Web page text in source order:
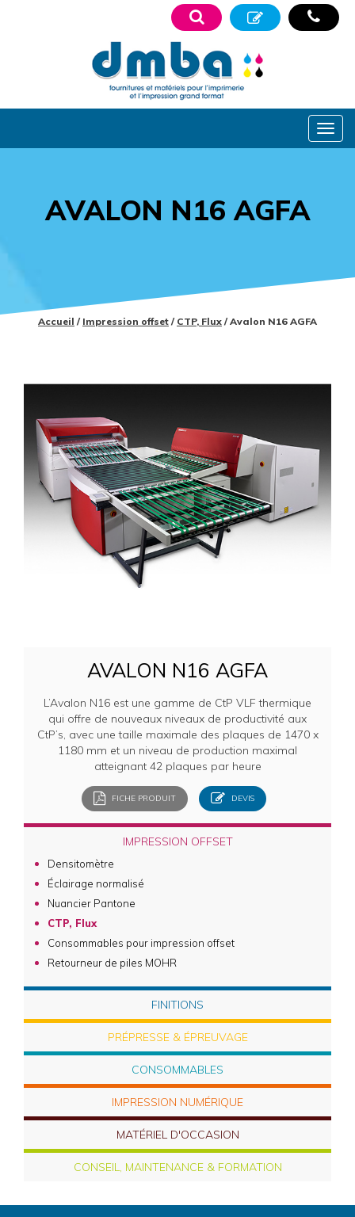
AVALON N16 AGFA
Accueil / Impression offset / CTP, Flux / Avalon N16 AGFA
AVALON N16 AGFA
L’Avalon N16 est une gamme de CtP VLF thermique
qui offre de nouveaux niveaux de productivité aux
CtP’s, avec une taille maximale des plaques de 1470 x
1180 mm et un niveau de production maximal
atteignant 42 plaques par heure
FICHE PRODUIT DEVIS
IMPRESSION OFFSET
Densitomètre
Éclairage normalisé
Nuancier Pantone
CTP, Flux
Consommables pour impression offset
Retourneur de piles MOHR
FINITIONS
PRÉPRESSE & ÉPREUVAGE
CONSOMMABLES
IMPRESSION NUMÉRIQUE
MATÉRIEL D'OCCASION
CONSEIL, MAINTENANCE & FORMATION